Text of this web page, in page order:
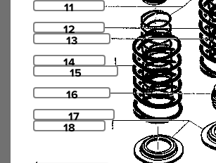
11
12
13
14
15
16
17
18